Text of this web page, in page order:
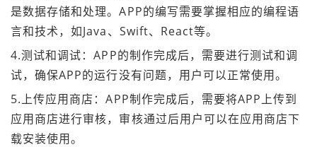
是数据存储和处理。APP的编写需要掌握相应的编程语
言和技术，如Java、Swift、React等。
4.测试和调试：APP的制作完成后，需要进行测试和调
试，确保APP的运行没有问题，用户可以正常使用。
5.上传应用商店：APP制作完成后，需要将APP上传到
应用商店进行审核，审核通过后用户可以在应用商店下
载安装使用。